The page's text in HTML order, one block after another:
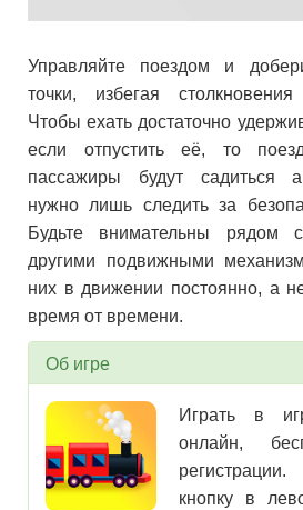
Управляйте поездом и
точки, избегая
Чтобы ехать достаточно
если отпустить её, то поезд
пассажиры будут садиться
нужно лишь следить за
Будьте внимательны рядом
другими подвижными
них в движении постоянно, а
время от времени.
Об игре
Играть в
онлайн,
кнопку в